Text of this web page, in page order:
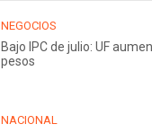
NEGOCIOS
Bajo IPC de julio: UF
pesos
NACIONAL